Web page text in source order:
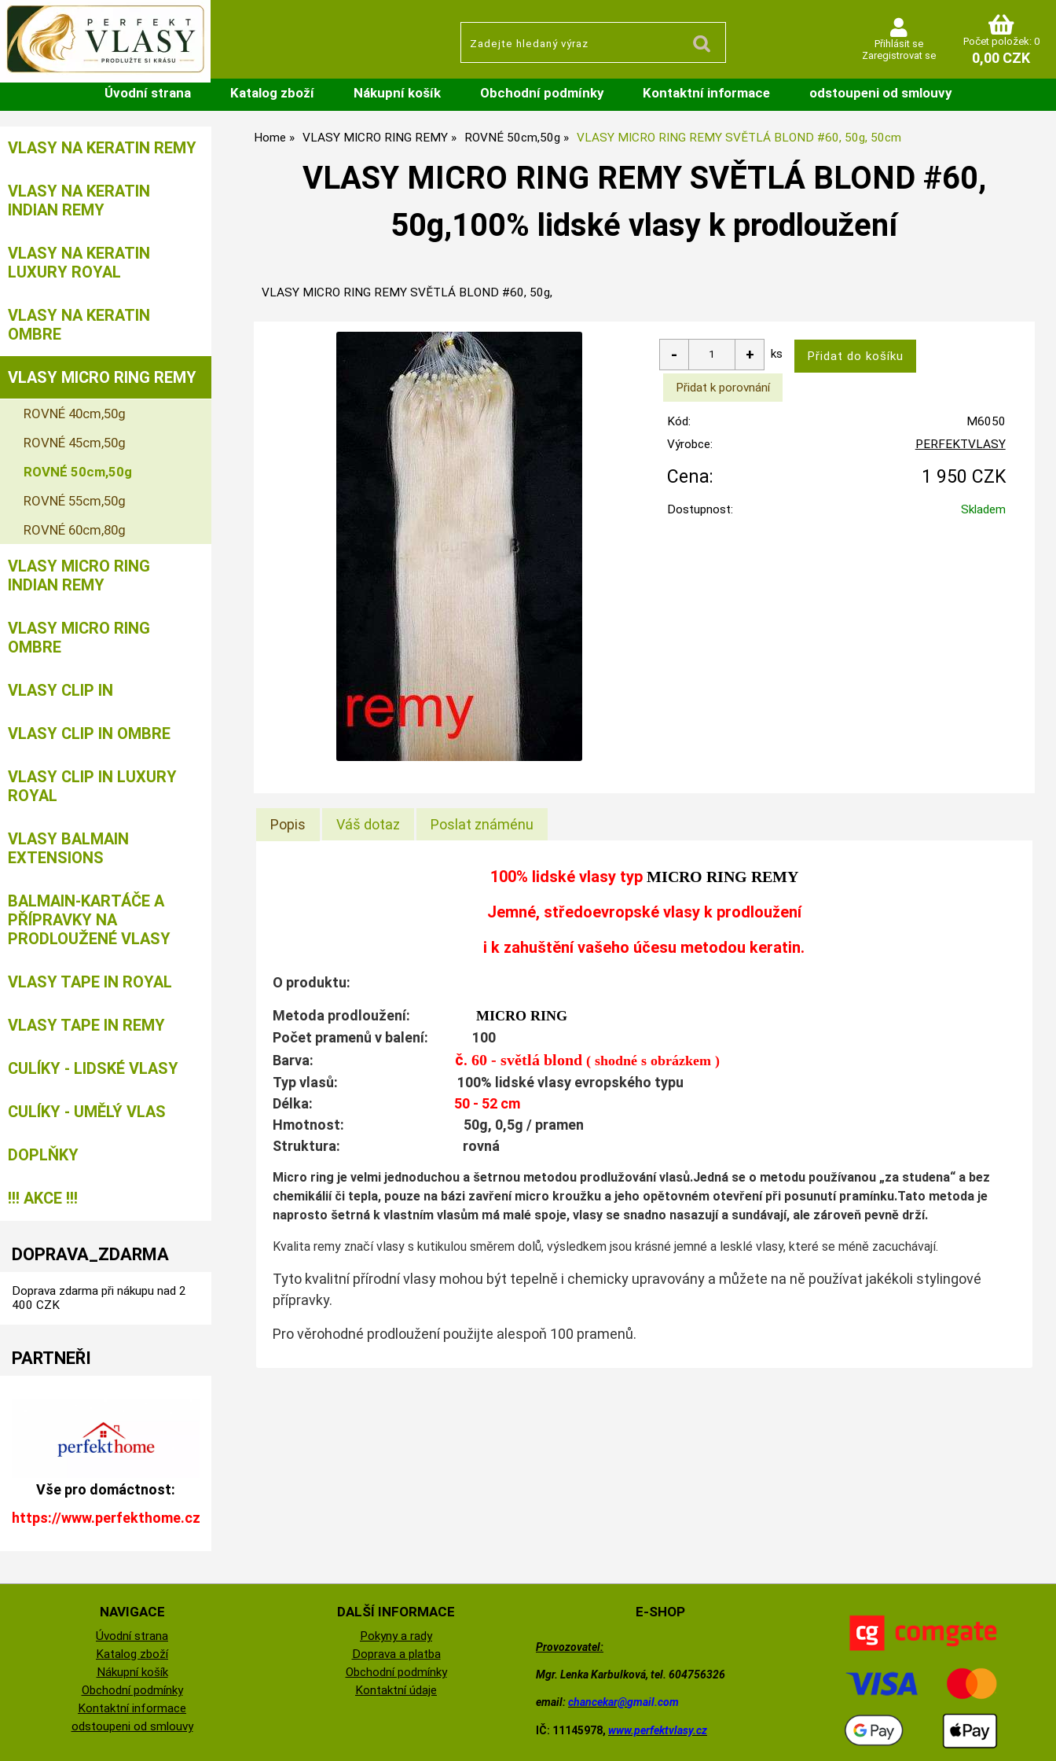
Počet položek: 0
0,00 CZK
Přihlásit se
Zaregistrovat se
Úvodní strana Katalog zboží Nákupní košík Obchodní podmínky Kontaktní informace odstoupeni od smlouvy
Home VLASY MICRO RING REMY ROVNÉ 50cm,50g VLASY MICRO RING REMY SVĚTLÁ BLOND #60, 50g, 50cm
VLASY MICRO RING REMY SVĚTLÁ BLOND #60,
50g,100% lidské vlasy k prodloužení
VLASY MICRO RING REMY SVĚTLÁ BLOND #60, 50g,
ks
Kód:
M6050
Výrobce:
PERFEKTVLASY
Cena: 1 950 CZK
Dostupnost: Skladem
Popis Váš dotaz Poslat známénu
100% lidské vlasy typ MICRO RING REMY
Jemné, středoevropské vlasy k prodloužení
i k zahuštění vašeho účesu metodou keratin.
O produktu:
Metoda prodloužení:MICRO RING
Počet pramenů v balení: 100
Barva: č. 60 - světlá blond( shodné s obrázkem )
Typ vlasů: 100% lidské vlasy evropského typu
Délka: 50 - 52 cm
Hmotnost: 50g, 0,5g / pramen
Struktura: rovná
Micro ring je velmi jednoduchou a šetrnou metodou prodlužování vla­sů.Jedná se o metodu používanou „za studena“ a bez
chemikálií či tepla, pouze na bázi zavření micro kroužku a jeho opětovném otevření při posunutí pramínku.Tato metoda je
naprosto šetrná k vlastním vlasům má malé spoje, vlasy se snadno nasazují a sundávají, ale zároveň pevně drží.
Kvalita remy značí vlasy s kutikulou směrem dolů, výsledkem jsou krásné jemné a lesklé vlasy, které se méně zacuchávají.
Tyto kvalitní přírodní vlasy mohou být tepelně i chemicky upravovány a můžete na ně používat jakékoli stylingové
přípravky.
Pro věrohodné prodloužení použijte alespoň 100 pramenů.
VLASY NA KERATIN REMY
VLASY NA KERATIN
INDIAN REMY
VLASY NA KERATIN
LUXURY ROYAL
VLASY NA KERATIN
OMBRE
VLASY MICRO RING REMY
ROVNÉ 40cm,50g
ROVNÉ 45cm,50g
ROVNÉ 50cm,50g
ROVNÉ 55cm,50g
ROVNÉ 60cm,80g
VLASY MICRO RING
INDIAN REMY
VLASY MICRO RING
OMBRE
VLASY CLIP IN
VLASY CLIP IN OMBRE
VLASY CLIP IN LUXURY
ROYAL
VLASY BALMAIN
EXTENSIONS
BALMAIN-KARTÁČE A
PŘÍPRAVKY NA
PRODLOUŽENÉ VLASY
VLASY TAPE IN ROYAL
VLASY TAPE IN REMY
CULÍKY - LIDSKÉ VLASY
CULÍKY - UMĚLÝ VLAS
DOPLŇKY
!!! AKCE !!!
DOPRAVA_ZDARMA
Doprava zdarma při nákupu nad 2
400 CZK
PARTNEŘI
Vše pro domáctnost:
https://www.perfekthome.cz
NAVIGACE
Úvodní strana
Katalog zboží
Nákupní košík
Obchodní podmínky
Kontaktní informace
odstoupeni od smlouvy
DALŠÍ INFORMACE
Pokyny a rady
Doprava a platba
Obchodní podmínky
Kontaktní údaje
E-SHOP
Provozovatel:
Mgr. Lenka Karbulková, tel. 604756326
email:chancekar@gmail.com
IČ: 11145978, www.perfektvlasy.cz